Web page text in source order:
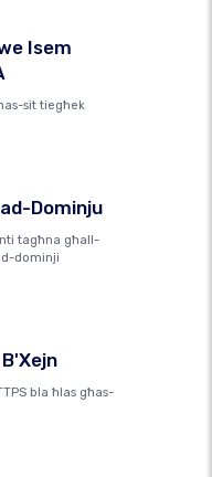
Isem
sit tiegħek
Dominju
tagħna għall-
dominji
bla ħlas għas-